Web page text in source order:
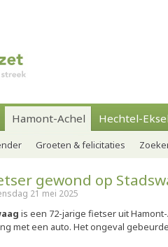
Hamont-Achel Hechtel-
Groeten & felicitaties
gewond op
21 mei 2025
is een 72-jarige fietser uit
met een auto. Het ongeval